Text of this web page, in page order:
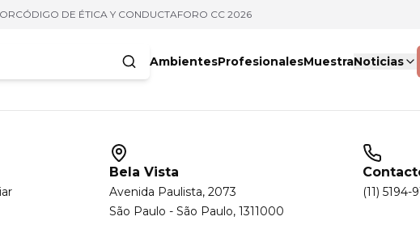
CÓDIGO DE ÉTICA Y CONDUCTAFORO CC 2026
AmbientesProfesionalesMuestraNoticias
Bela Vista
Avenida Paulista, 2073
São Paulo - São Paulo, 1311000
(11) 5194-